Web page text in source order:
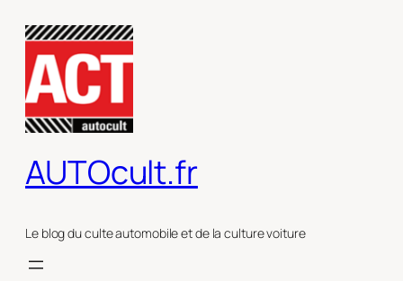
contenu
AUTOcult.fr
Le blog du culte automobile et de la culture voiture